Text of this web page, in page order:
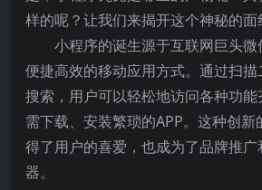
样的呢？让我们来揭开这个神秘的面
小程序的诞生源于互联网巨头
便捷高效的移动应用方式。通过扫
搜索，用户可以轻松地访问各种功
需下载、安装繁琐的APP。这种创新
得了用户的喜爱，也成为了品牌推
器。